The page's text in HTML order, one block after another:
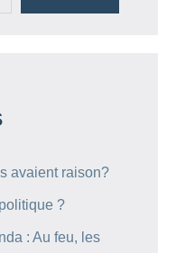
avaient raison?
?
: Au feu, les